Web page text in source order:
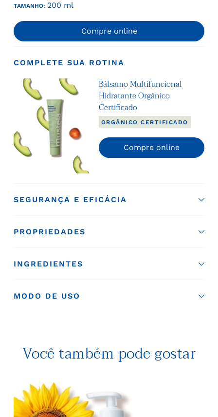
TAMANHO: 200 ml
Compre online
COMPLETE SUA ROTINA
Bálsamo Multifuncional
Hidratante Orgânico
Certificado
ORGÂNICO CERTIFICADO
Compre online
SEGURANÇA E EFICÁCIA
PROPRIEDADES
INGREDIENTES
MODO DE USO
Você também pode gostar